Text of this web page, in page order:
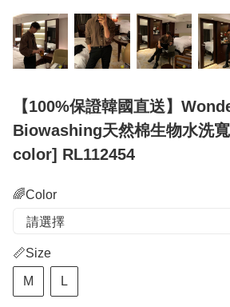
【100%保證韓國直送】
Biowashing天然棉生物水洗
color] RL112454
🌈Color
📏Size
M L